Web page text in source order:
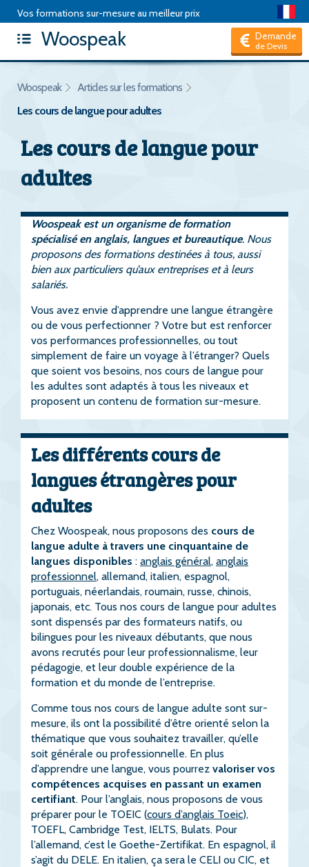
Vos formations sur-mesure au meilleur prix
Articles | Package de formation
|
Hors CPF, je suis un Particulier
Woospeak Demande
de Devis
Woospeak
Articles sur les formations
Les cours de langue pour adultes
Les cours de langue pour
adultes
Woospeak est un organisme de formation
spécialisé en anglais, langues et bureautique. Nous
proposons des formations destinées à tous, aussi
bien aux particuliers qu’aux entreprises et à leurs
salariés.
Vous avez envie d’apprendre une langue étrangère
ou de vous perfectionner ? Votre but est renforcer
vos performances professionnelles, ou tout
simplement de faire un voyage à l’étranger? Quels
que soient vos besoins, nos cours de langue pour
les adultes sont adaptés à tous les niveaux et
proposent un contenu de formation sur-mesure.
Les différents cours de
langues étrangères pour
adultes
Chez Woospeak, nous proposons des cours de
langue adulte à travers une cinquantaine de
langues disponibles : anglais général, anglais
professionnel, allemand, italien, espagnol,
portuguais, néerlandais, roumain, russe, chinois,
japonais, etc. Tous nos cours de langue pour adultes
sont dispensés par des formateurs natifs, ou
bilingues pour les niveaux débutants, que nous
avons recrutés pour leur professionnalisme, leur
pédagogie, et leur double expérience de la
formation et du monde de l’entreprise.
Comme tous nos cours de langue adulte sont sur-
mesure, ils ont la possibilité d’être orienté selon la
thématique que vous souhaitez travailler, qu’elle
soit générale ou professionnelle. En plus
d’apprendre une langue, vous pourrez valoriser vos
compétences acquises en passant un examen
certifiant. Pour l’anglais, nous proposons de vous
préparer pour le TOEIC (cours d’anglais Toeic),
TOEFL, Cambridge Test, IELTS, Bulats. Pour
l’allemand, c’est le Goethe-Zertifikat. En espagnol, il
s’agit du DELE. En italien, ça sera le CELI ou CIC, et